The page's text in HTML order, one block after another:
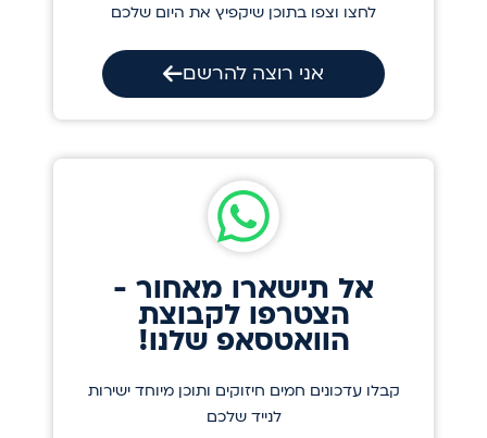
לחצו וצפו בתוכן שיקפיץ את היום שלכם
אני רוצה להרשם
אל תישארו מאחור -
הצטרפו לקבוצת
הוואטסאפ שלנו!
קבלו עדכונים חמים חיזוקים ותוכן מיוחד ישירות
לנייד שלכם